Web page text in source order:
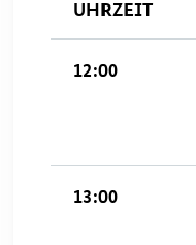
UHRZEIT
12:00
13:00